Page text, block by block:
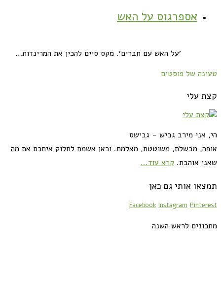
אספרגוס על האש
׳על האש עם חברים׳. מקס סיים להכין את המרינדות…
טעינה של פוסטים
קצת עלי
הי, אני מירב גביש - גבישס
אופה, מבשלת, משוטטת, מצלמת. וכאן אשמח לחלוק איתכם את מה
שאני אוהבת. קרא עוד...
תמצאו אותי גם כאן
Facebook Instagram Pinterest
מתכונים לראש השנה